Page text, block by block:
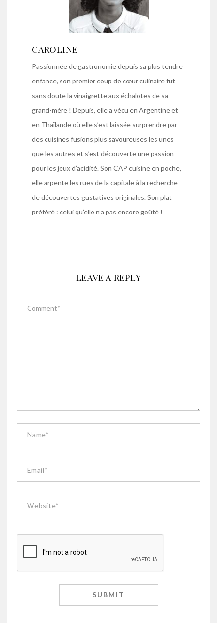
CAROLINE
Passionnée de gastronomie depuis sa plus tendre
enfance, son premier coup de cœur culinaire fut
sans doute la vinaigrette aux échalotes de sa
grand-mère ! Depuis, elle a vécu en Argentine et
en Thaïlande où elle s’est laissée surprendre par
des cuisines fusions plus savoureuses les unes
que les autres et s’est découverte une passion
pour les jeux d’acidité. Son CAP cuisine en poche,
elle arpente les rues de la capitale à la recherche
de découvertes gustatives originales. Son plat
préféré : celui qu’elle n’a pas encore goûté !
LEAVE A REPLY